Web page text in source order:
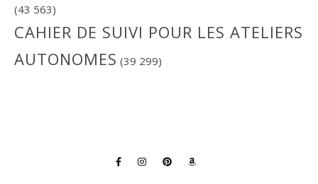
(43 563)
CAHIER DE SUIVI POUR LES ATELIERS
AUTONOMES (39 299)